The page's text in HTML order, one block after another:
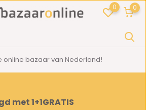
0 0
online bazaar van Nederland!
met 1+1GRATIS